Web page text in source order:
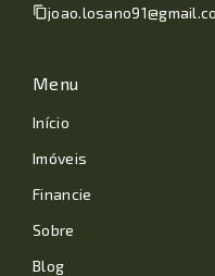
Menu
Início
Imóveis
Financie
Sobre
Blog